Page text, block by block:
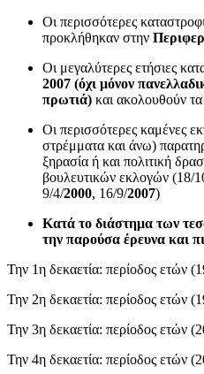
Οι περισσότερες
προκλήθηκαν στην
Οι μεγαλύτερες ετήσιες
2007 (όχι μόνον
πρωτιά) και ακολουθούν
Οι περισσότερες καμένες
στρέμματα και άνω)
ξηρασία ή και πολιτική
βουλευτικών εκλογών (18/
9/4/2000, 16/9/2007)
Κατά το διάστημα των
την παρούσα έρευνα και
Την 1η δεκαετία: περίοδος ετών
Την 2η δεκαετία: περίοδος ετών
Την 3η δεκαετία: περίοδος ετών
Την 4η δεκαετία: περίοδος ετών